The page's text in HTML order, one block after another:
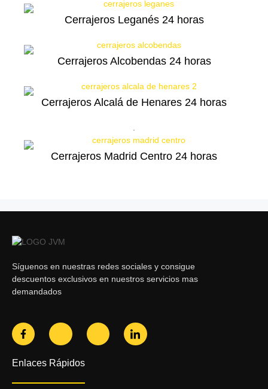
Cerrajeros Leganés 24 horas
Cerrajeros Alcobendas 24 horas
Cerrajeros Alcalá de Henares 24 horas
Cerrajeros Madrid Centro 24 horas
Síguenos en nuestras redes sociales y consigue
descuentos exclusivos en nuestros servicios mas
demandados
Enlaces Rápidos